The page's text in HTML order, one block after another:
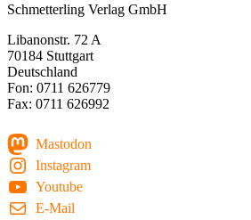
Schmetterling Verlag GmbH
Libanonstr. 72 A
70184 Stuttgart
Deutschland
Fon: 0711 626779
Fax: 0711 626992
Mastodon
Instagram
Youtube
E-Mail